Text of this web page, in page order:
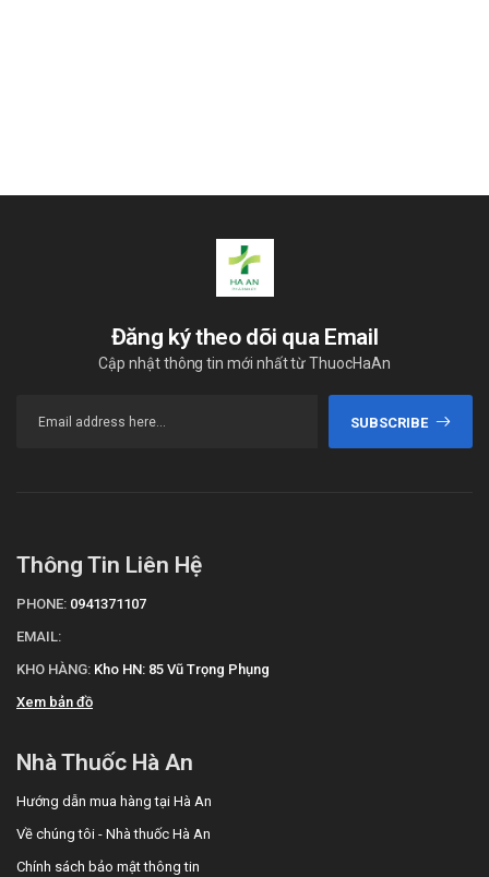
Đăng ký theo dõi qua Email
Cập nhật thông tin mới nhất từ ThuocHaAn
SUBSCRIBE
Thông Tin Liên Hệ
PHONE: 0941371107
EMAIL:
KHO HÀNG: Kho HN: 85 Vũ Trọng Phụng
Xem bản đồ
Nhà Thuốc Hà An
Hướng dẫn mua hàng tại Hà An
Về chúng tôi - Nhà thuốc Hà An
Chính sách bảo mật thông tin